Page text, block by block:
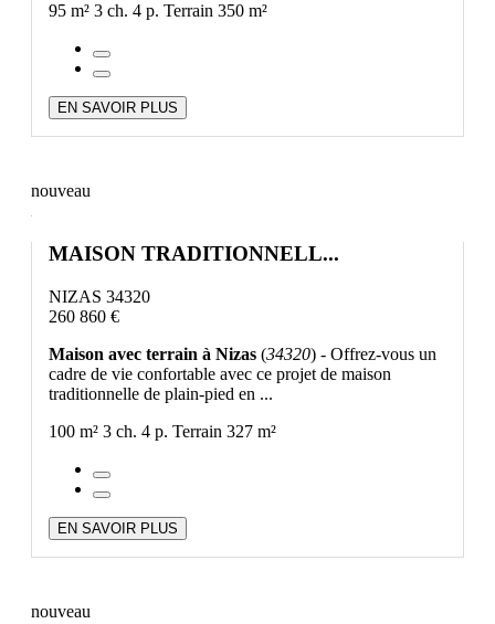
95 m² 3 ch. 4 p. Terrain 350 m²
EN SAVOIR PLUS
nouveau
MAISON TRADITIONNELL...
NIZAS 34320
260 860 €
Maison avec terrain à Nizas (34320) - Offrez-vous un
cadre de vie confortable avec ce projet de maison
traditionnelle de plain-pied en ...
100 m² 3 ch. 4 p. Terrain 327 m²
EN SAVOIR PLUS
nouveau